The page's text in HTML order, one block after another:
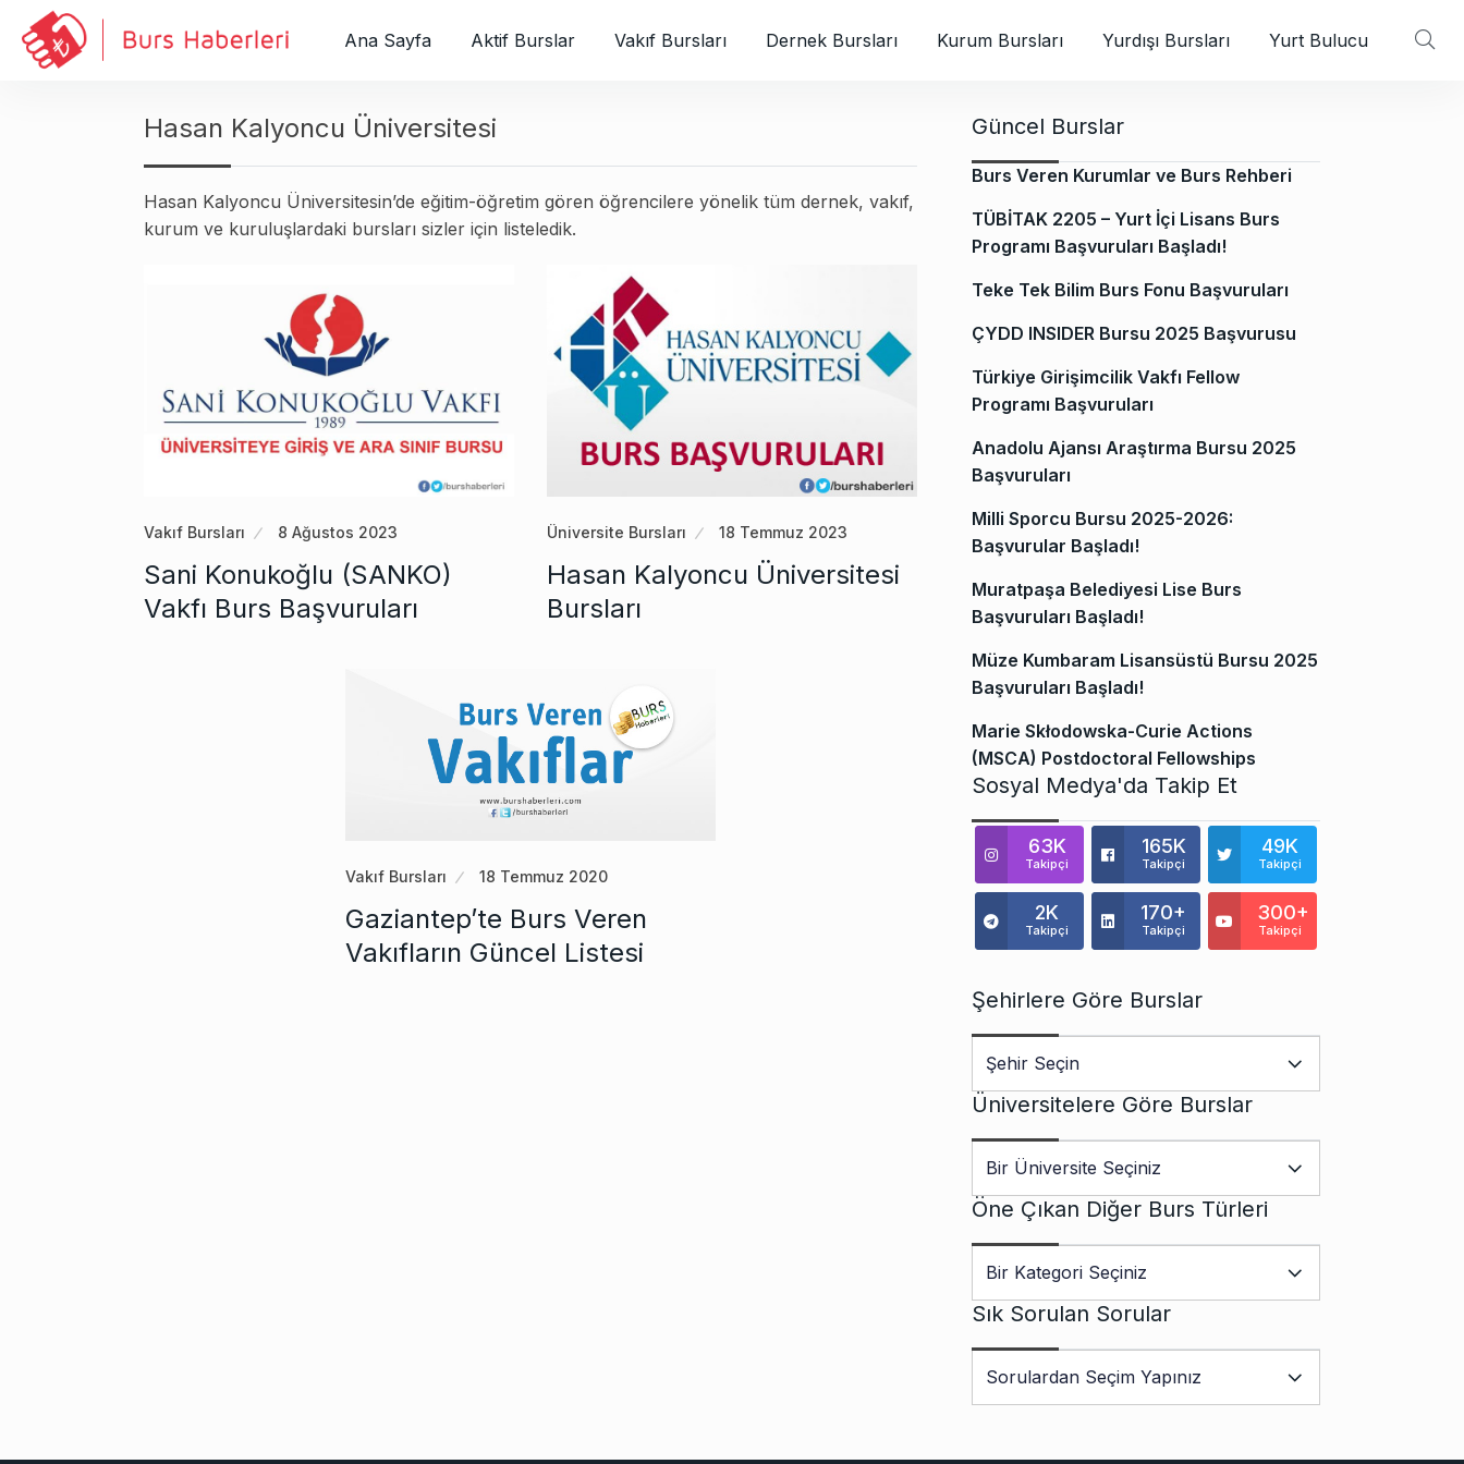
Ana Sayfa Aktif Burslar Vakıf Bursları Dernek Bursları Kurum Bursları Yurdışı Bursları Yurt Bulucu
Hasan Kalyoncu Üniversitesi
Hasan Kalyoncu Üniversitesin’de eğitim-öğretim gören öğrencilere yönelik tüm dernek, vakıf,
kurum ve kuruluşlardaki bursları sizler için listeledik.
Vakıf Bursları 8 Ağustos 2023
Sani Konukoğlu (SANKO)
Vakfı Burs Başvuruları
Üniversite Bursları 18 Temmuz 2023
Hasan Kalyoncu Üniversitesi
Bursları
Vakıf Bursları 18 Temmuz 2020
Gaziantep’te Burs Veren
Vakıfların Güncel Listesi
Güncel Burslar
Burs Veren Kurumlar ve Burs Rehberi
TÜBİTAK 2205 – Yurt İçi Lisans Burs
Programı Başvuruları Başladı!
Teke Tek Bilim Burs Fonu Başvuruları
ÇYDD INSIDER Bursu 2025 Başvurusu
Türkiye Girişimcilik Vakfı Fellow
Programı Başvuruları
Anadolu Ajansı Araştırma Bursu 2025
Başvuruları
Milli Sporcu Bursu 2025-2026:
Başvurular Başladı!
Muratpaşa Belediyesi Lise Burs
Başvuruları Başladı!
Müze Kumbaram Lisansüstü Bursu 2025
Başvuruları Başladı!
Marie Skłodowska-Curie Actions
(MSCA) Postdoctoral Fellowships
Sosyal Medya'da Takip Et
63K
Takipçi
165K
Takipçi
49K
Takipçi
2K
Takipçi
170+
Takipçi
300+
Takipçi
Şehirlere Göre Burslar
Üniversitelere Göre Burslar
Öne Çıkan Diğer Burs Türleri
Sık Sorulan Sorular